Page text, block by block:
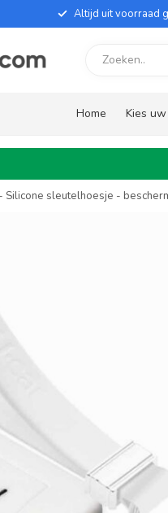
Altijd uit voorraad
Home Kies
Silicone sleutelhoesje -